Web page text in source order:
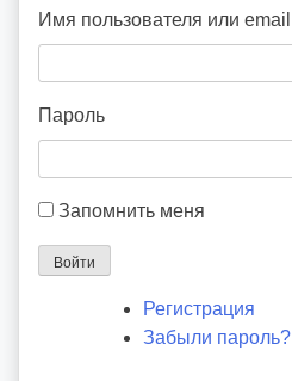
Имя пользователя или email
Пароль
Запомнить меня
Войти
Регистрация
Забыли пароль?